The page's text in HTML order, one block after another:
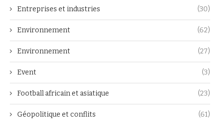
Entreprises et industries (30)
Environnement (62)
Environnement (27)
Event (3)
Football africain et asiatique (23)
Géopolitique et conflits (61)